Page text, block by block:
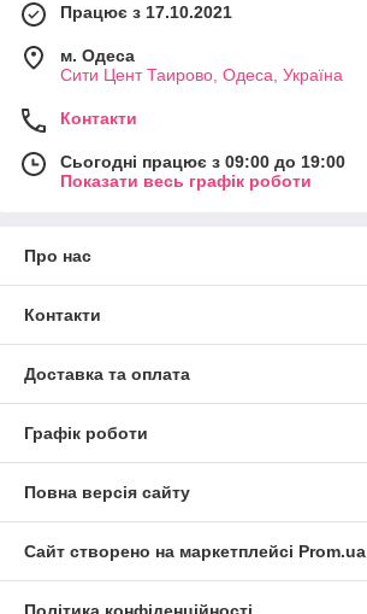
Працює з 17.10.2021
м. Одеса
Сити Цент Таирово, Одеса, Україна
Контакти
Сьогодні працює з 09:00 до 19:00
Показати весь графік роботи
Про нас
Контакти
Доставка та оплата
Графік роботи
Повна версія сайту
Сайт створено на маркетплейсі Prom.ua